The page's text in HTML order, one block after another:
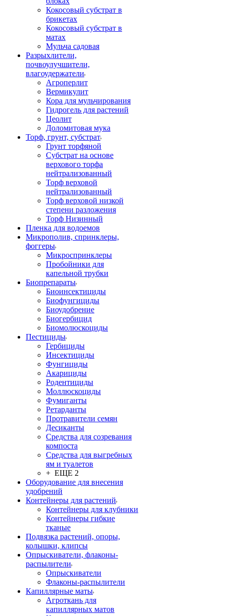
Кокосовый субстрат в
брикетах
Кокосовый субстрат в
матах
Мульча садовая
Разрыхлители,
почвоулучшители,
влагоудержатели
Агроперлит
Вермикулит
Кора для мульчирования
Гидрогель для растений
Цеолит
Доломитовая мука
Торф, грунт, субстрат
Грунт торфяной
Субстрат на основе
верхового торфа
нейтрализованный
Торф верховой
нейтрализованный
Торф верховой низкой
степени разложения
Торф Низинный
Пленка для водоемов
Микрополив, спринклеры,
фоггеры
Микроспринклеры
Пробойники для
капельной трубки
Биопрепараты
Биоинсектициды
Биофунгициды
Биоудобрение
Биогербицид
Биомолюскоциды
Пестициды
Гербициды
Инсектициды
Фунгициды
Акарициды
Родентициды
Моллюскоциды
Фумиганты
Ретарданты
Протравители семян
Десиканты
Средства для созревания
компоста
Средства для выгребных
ям и туалетов
+ ЕЩЕ 2
Оборудование для внесения
удобрений
Контейнеры для растений
Контейнеры для клубники
Контейнеры гибкие
тканые
Подвязка растений, опоры,
колышки, клипсы
Опрыскиватели, флаконы-
распылители
Опрыскиватели
Флаконы-распылители
Капиллярные маты
Агроткань для
капиллярных матов